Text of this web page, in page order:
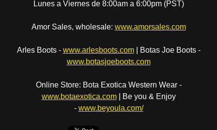
Lunes a Viernes de 8:00am a 6:00pm (PST)
Amor Sales, wholesale: www.amorsales.com
Arles Boots - www.arlesboots.com| Botas Joe Boots -
www.botasjoeboots.com
Online Store: Bota Exotica Western Wear -
www.botaexotica.com| Be you & Enjoy
- www.beyoula.com/